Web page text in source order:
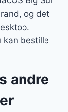
og det
kan bestille
andre